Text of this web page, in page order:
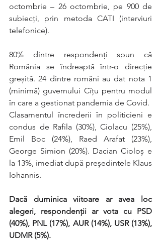
octombrie – 26 octombrie, pe 900 de
subiecți, prin metoda CATI (interviuri
telefonice).
80% dintre respondenți spun că
România se îndreaptă într-o direcție
greșită. 24 dintre români au dat nota 1
(minimă) guvernului Cîțu pentru modul
în care a gestionat pandemia de Covid.
Clasamentul încrederii în politicieni e
condus de Rafila (30%), Ciolacu (25%),
Emil Boc (24%), Raed Arafat (23%),
George Simion (20%). Dacian Cioloș e
la 13%, imediat după președintele Klaus
Iohannis.
Dacă duminica viitoare ar avea loc
alegeri, respondenții ar vota cu PSD
(40%), PNL (17%), AUR (14%), USR (13%),
UDMR (5%).